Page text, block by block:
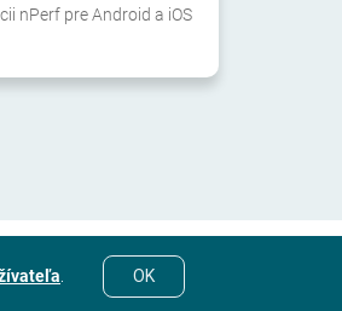
nPerf pre Android a iOS
OK